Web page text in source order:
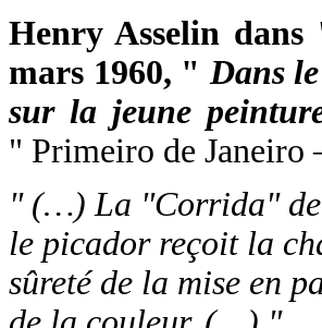
Henry Asselin
mars 1960, " Dans
sur la jeune
" Primeiro de
" (…) La "Corrida" de
le picador reçoit la
sûreté de la mise en